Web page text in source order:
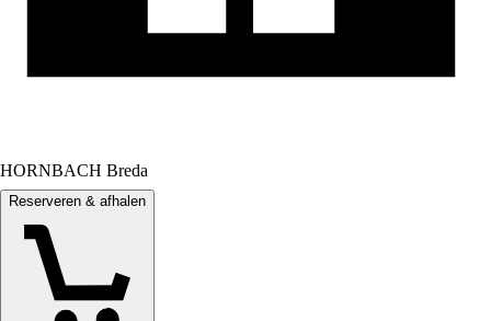
HORNBACH Breda
Reserveren & afhalen